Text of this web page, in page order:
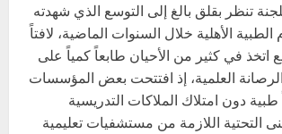
تنظر بقلق بالغ إلى التوسع الذي شهدته
الطبية الأهلية خلال السنوات الماضية، لافتاً
اتخذ في كثير من الأحيان طابعاً كمياً على
العلمية، إذ افتتحت بعض المؤسسات
طبية دون امتلاك الملاكات التدريسية
التحتية اللازمة من مستشفيات تعليمية